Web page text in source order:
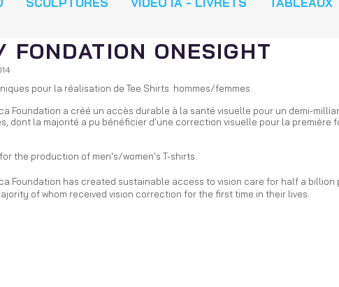
FONDATION ONESIGHT
pour la réalisation de Tee Shirts hommes/femmes.
Foundation a créé un accès durable à la santé visuelle pour un demi-
dont la majorité a pu bénéficier d'une correction visuelle pour la première
the production of men's/women's T-shirts.
Foundation has created sustainable access to vision care for half a
of whom received vision correction for the first time in their lives.